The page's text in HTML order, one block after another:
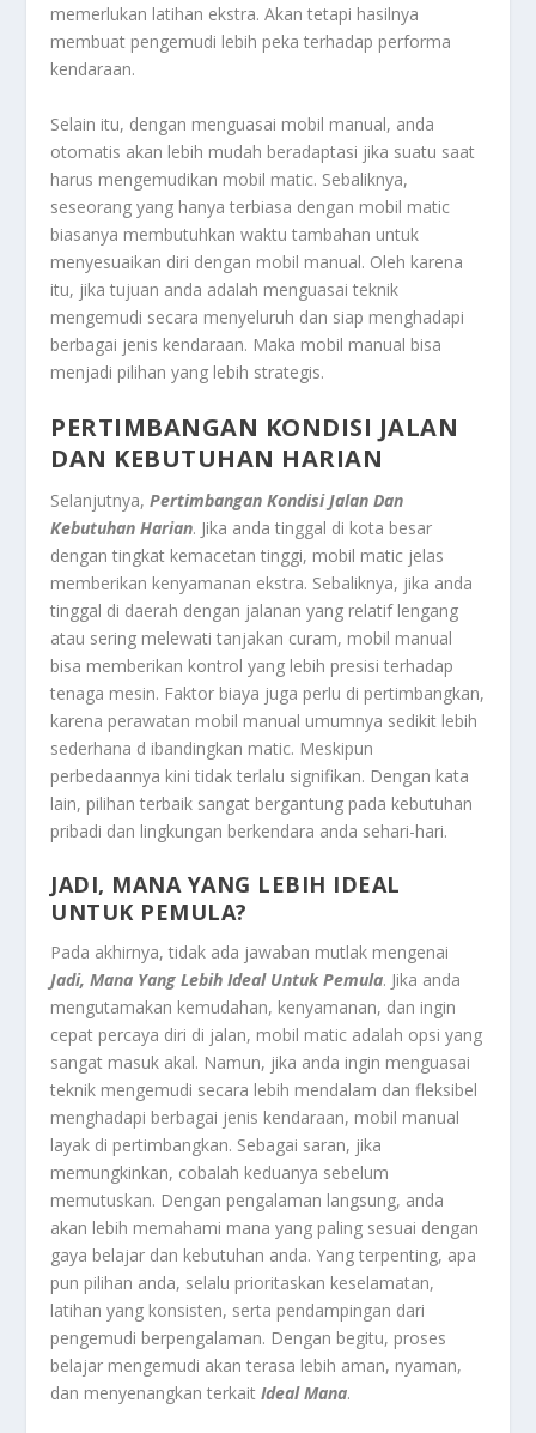
memerlukan latihan ekstra. Akan tetapi hasilnya
membuat pengemudi lebih peka terhadap performa
kendaraan.
Selain itu, dengan menguasai mobil manual, anda
otomatis akan lebih mudah beradaptasi jika suatu saat
harus mengemudikan mobil matic. Sebaliknya,
seseorang yang hanya terbiasa dengan mobil matic
biasanya membutuhkan waktu tambahan untuk
menyesuaikan diri dengan mobil manual. Oleh karena
itu, jika tujuan anda adalah menguasai teknik
mengemudi secara menyeluruh dan siap menghadapi
berbagai jenis kendaraan. Maka mobil manual bisa
menjadi pilihan yang lebih strategis.
PERTIMBANGAN KONDISI JALAN
DAN KEBUTUHAN HARIAN
Selanjutnya,Pertimbangan Kondisi Jalan Dan
Kebutuhan Harian. Jika anda tinggal di kota besar
dengan tingkat kemacetan tinggi, mobil matic jelas
memberikan kenyamanan ekstra. Sebaliknya, jika anda
tinggal di daerah dengan jalanan yang relatif lengang
atau sering melewati tanjakan curam, mobil manual
bisa memberikan kontrol yang lebih presisi terhadap
tenaga mesin. Faktor biaya juga perlu di pertimbangkan,
karena perawatan mobil manual umumnya sedikit lebih
sederhana d ibandingkan matic. Meskipun
perbedaannya kini tidak terlalu signifikan. Dengan kata
lain, pilihan terbaik sangat bergantung pada kebutuhan
pribadi dan lingkungan berkendara anda sehari-hari.
JADI, MANA YANG LEBIH IDEAL
UNTUK PEMULA?
Pada akhirnya, tidak ada jawaban mutlak mengenai
Jadi, Mana Yang Lebih Ideal Untuk Pemula. Jika anda
mengutamakan kemudahan, kenyamanan, dan ingin
cepat percaya diri di jalan, mobil matic adalah opsi yang
sangat masuk akal. Namun, jika anda ingin menguasai
teknik mengemudi secara lebih mendalam dan fleksibel
menghadapi berbagai jenis kendaraan, mobil manual
layak di pertimbangkan. Sebagai saran, jika
memungkinkan, cobalah keduanya sebelum
memutuskan. Dengan pengalaman langsung, anda
akan lebih memahami mana yang paling sesuai dengan
gaya belajar dan kebutuhan anda. Yang terpenting, apa
pun pilihan anda, selalu prioritaskan keselamatan,
latihan yang konsisten, serta pendampingan dari
pengemudi berpengalaman. Dengan begitu, proses
belajar mengemudi akan terasa lebih aman, nyaman,
dan menyenangkan terkaitIdeal Mana.